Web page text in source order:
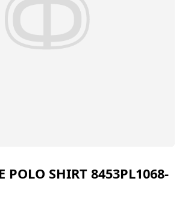
SHIRT 8453PL1068-